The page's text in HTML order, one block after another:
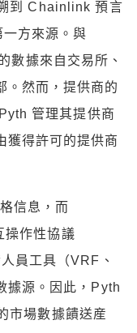
到 Chainlink 預言
方來源。與
數據來自交易所、
。然而，提供商的
管理其提供商
獲得許可的提供商
信息，而
操作性協議
員工具（VRF、
據源。因此，Pyth
市場數據饋送産